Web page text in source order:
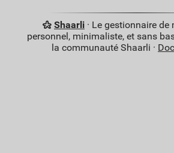
Shaarli· Le gestionnaire de
personnel, minimaliste, et sans
la communauté Shaarli ·